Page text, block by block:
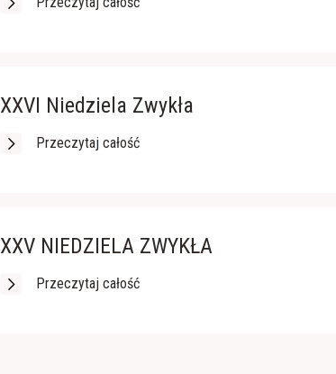
XXVI Niedziela Zwykła
Przeczytaj całość
XXV NIEDZIELA ZWYKŁA
Przeczytaj całość